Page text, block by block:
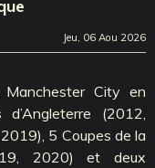
Jeu, 06 Aou 2026
City en
(2012,
5 Coupes de la
2020) et deux